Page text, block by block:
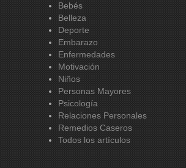
Bebés
Belleza
Deporte
Embarazo
Enfermedades
Motivación
Niños
Personas Mayores
Psicología
Relaciones Personales
Remedios Caseros
Todos los artículos